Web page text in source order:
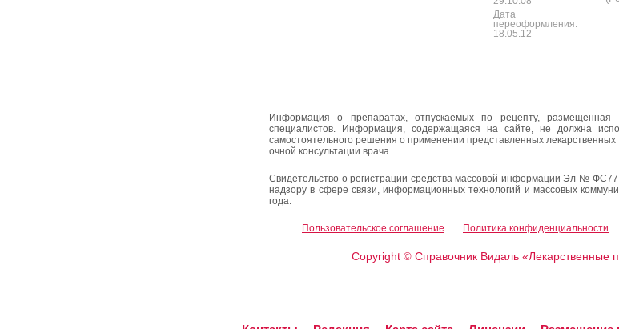
Дата
переоформления:
18.05.12
Информация о препаратах, отпускаемых по рецепту, размещенная
специалистов. Информация, содержащаяся на сайте, не должна
самостоятельного решения о применении представленных
очной консультации врача.
Свидетельство о регистрации средства массовой информации Эл №
надзору в сфере связи, информационных технологий и массовых
года.
Пользовательское соглашение Политика конфиденциальности
Copyright ©Справочник Видаль «Лекарственные